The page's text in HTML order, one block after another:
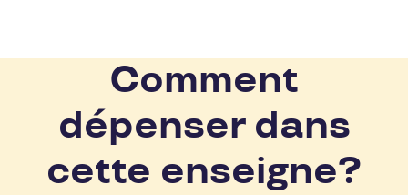
Comment
dépenser dans
cette enseigne?